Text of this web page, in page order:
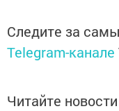
Следите за
Telegram-канале
Читайте